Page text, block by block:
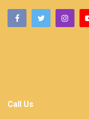
Call Us